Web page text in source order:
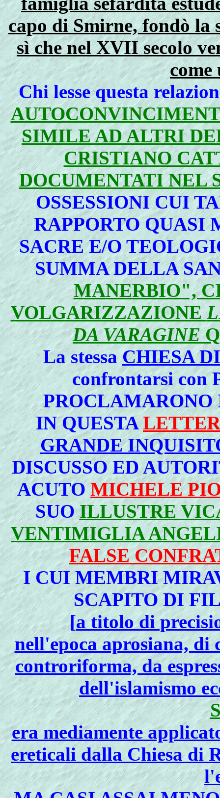
capo di Smirne, fondò la
sì che nel XVII secolo
come
Chi lesse questa
SIMILE AD ALTRI
CRISTIANO
DOCUMENTATI NEL
OSSESSIONI CUI
RAPPORTO QUASI
SACRE E/O
SUMMA DELLA
MANERBIO",
VOLGARIZZAZIONE
DA VARAGINE
La stessaCHIESA
confrontarsi con
IN QUESTA
GRANDE
DISCUSSO ED
ACUTOMICHELE
SUOILLUSTRE
VENTIMIGLIA
FALSE
I CUI MEMBRI
SCAPITO DI
[a titolo di
nell'epoca aprosiana,
controriforma, da
dell'islamismo
era mediamente
ereticali dalla Chiesa di